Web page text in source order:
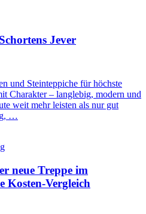
Jever
und Steinteppiche für höchste
Charakter – langlebig, modern und
weit mehr leisten als nur gut
…
neue Treppe im
Kosten-Vergleich